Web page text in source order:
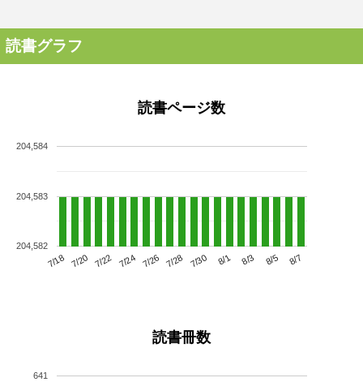
読書グラフ
読書ページ数
7/18 7/20 7/22 7/24 7/26 7/28 7/30 8/1 8/3 8/5 8/7
204,582
204,583
204,584
読書冊数
641